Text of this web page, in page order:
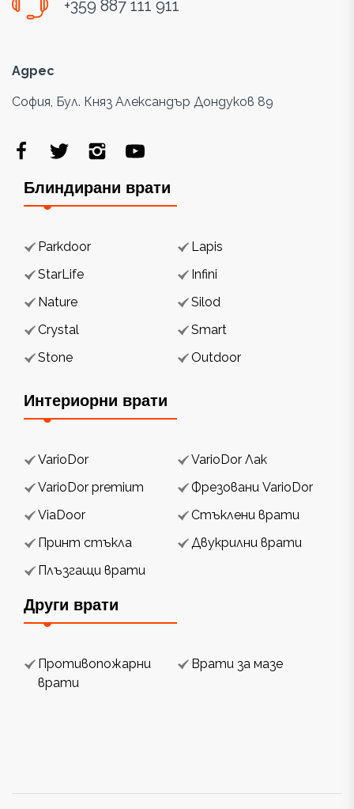
+359 887 111 911
Адрес
София, Бул. Княз Александър Дондуков 89
Блиндирани врати
Parkdoor
Lapis
StarLife
Infini
Nature
Silod
Crystal
Smart
Stone
Outdoor
Интериорни врати
VarioDor
VarioDor Лак
VarioDor premium
Фрезовани VarioDor
ViaDoor
Стъклени врати
Принт стъкла
Двукрилни врати
Плъзгащи врати
Други врати
Противопожарни
врати
Врати за мазе